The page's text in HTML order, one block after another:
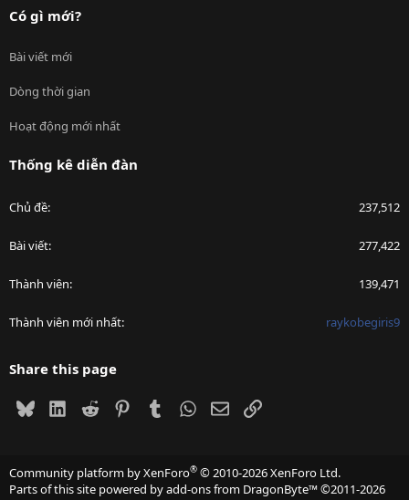
Có gì mới?
Bài viết mới
Dòng thời gian
Hoạt động mới nhất
Thống kê diễn đàn
Chủ đề 237,512
Bài viết 277,422
Thành viên 139,471
Thành viên mới nhất raykobegiris9
Share this page
BlueskyLinkedIn
Reddit PinterestTumblrWhatsApp
EmailLink
Community platform by XenForo® © 2010-2026 XenForo Ltd.
Parts of this site powered byadd-ons from DragonByte™©2011-2026